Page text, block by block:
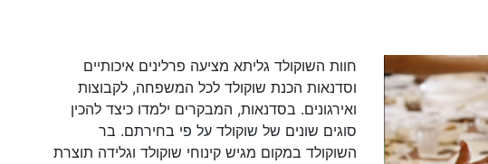
חוות השוקולד גליתא מציעה פרלינים איכותיים
וסדנאות הכנת שוקולד לכל המשפחה, לקבוצות
ואירגונים. בסדנאות, המבקרים ילמדו כיצד להכין
סוגים שונים של שוקולד על פי בחירתם. בר
השוקולד במקום מגיש קינוחי שוקולד וגלידה תוצרת